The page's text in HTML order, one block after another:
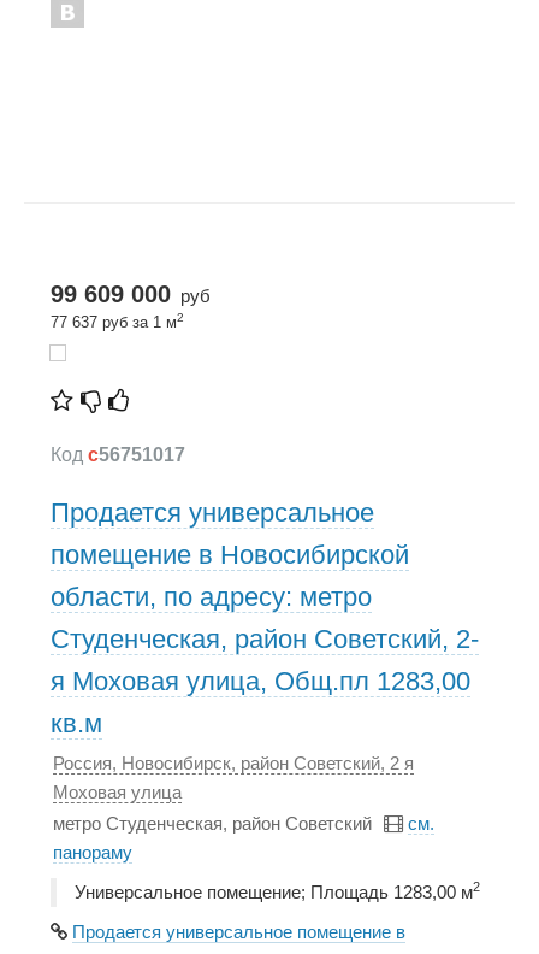
99 609 000 руб
77 637 руб за 1 м2
Код c56751017
Продается универсальное
помещение в Новосибирской
области, по адресу: метро
Студенческая, район Советский, 2-
я Моховая улица, Общ.пл 1283,00
кв.м
Россия, Новосибирск, район Советский, 2 я
Моховая улица
метро Студенческая, район Советский
см.
панораму
Универсальное помещение; Площадь 1283,00 м2
Продается универсальное помещение в